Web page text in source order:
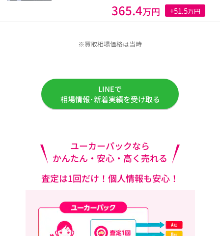
365.4万円 +51.5万円
※買取相場価格は当時
LINEで
相場情報･新着実績を受け取る
ユーカーパックなら
かんたん・安心・高く売れる
査定は1回だけ！個人情報も安心！